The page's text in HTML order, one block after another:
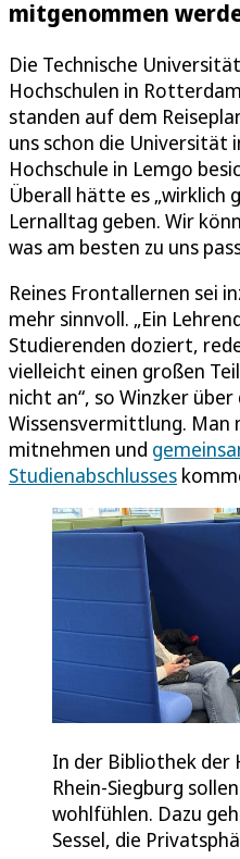
mitgenommen
Die Technische
Hochschulen in
standen auf dem
uns schon die Universität
Hochschule in Lemgo
Überall hätte es „wirklich
Lernalltag geben. Wir
was am besten zu uns
Reines Frontallernen sei
mehr sinnvoll. „Ein
Studierenden doziert,
vielleicht einen großen
nicht an“, so Winzker
Wissensvermittlung. Man
mitnehmen und
Studienabschlusses
In der Bibliothek der
Rhein-Siegburg
wohlfühlen. Dazu
Sessel, die